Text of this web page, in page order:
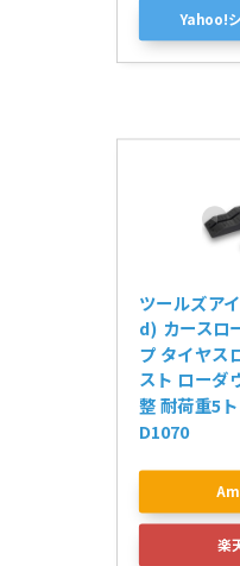
Yahoo!
ツールズア
d) カースロ
プ タイヤス
スト ローダ
整 耐荷重5
D1070
楽